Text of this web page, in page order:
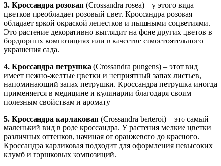
3. Кроссандра розовая (Crossandra rosea) – у этого вида
цветков преобладает розовый цвет. Кроссандра розовая
обладает яркой окраской лепестков и пышными соцветиями.
Это растение декоративно выглядит на фоне других цветов в
бордюрных композициях или в качестве самостоятельного
украшения сада.
4. Кроссандра петрушка (Crossandra pungens) – этот вид
имеет нежно-желтые цветки и неприятный запах листьев,
напоминающий запах петрушки. Кроссандра петрушка иногда
применяется в медицине и кулинарии благодаря своим
полезным свойствам и аромату.
5. Кроссандра карликовая (Crossandra berteroi) – это самый
маленький вид в роде кроссандра. У растения мелкие цветки
различных оттенков, начиная от оранжевого до красного.
Кроссандра карликовая подходит для оформления невысоких
клумб и горшковых композиций.